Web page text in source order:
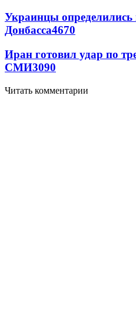
Украинцы определились
Донбасса4670
Иран готовил удар по
СМИ3090
Читать комментарии